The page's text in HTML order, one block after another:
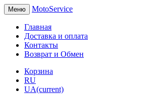
Меню MotoService
Главная
Доставка и оплата
Контакты
Возврат и Обмен
Корзина
RU
UA(current)